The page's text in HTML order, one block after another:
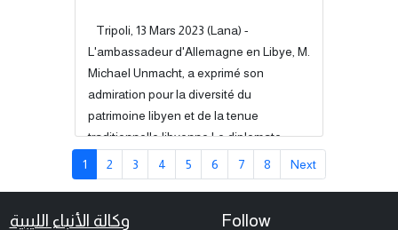
de français de la Faculté des langues qui
a organisé cet événement en présence
de 264...
Tripoli, 13 Mars 2023 (Lana) -
L'ambassadeur d'Allemagne en Libye, M.
Michael Unmacht, a exprimé son
admiration pour la diversité du
patrimoine libyen et de la tenue
traditionnelle libyenne.Le diplomate
allemand a indiqué - dans son tweet,
qu'il a publié aujourd'hui, joint à une
traditionnelle libyenne - "La diversité
1 2 3 4 5 6 7 8 Next
وكالة الأنباء الليبية Follow